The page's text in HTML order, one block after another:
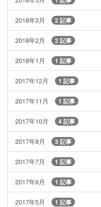
2018年3月 2 記事
2018年2月 2 記事
2018年1月 1 記事
2017年12月 1 記事
2017年11月 1 記事
2017年10月 4 記事
2017年8月 3 記事
2017年7月 1 記事
2017年6月 1 記事
2017年5月 1 記事